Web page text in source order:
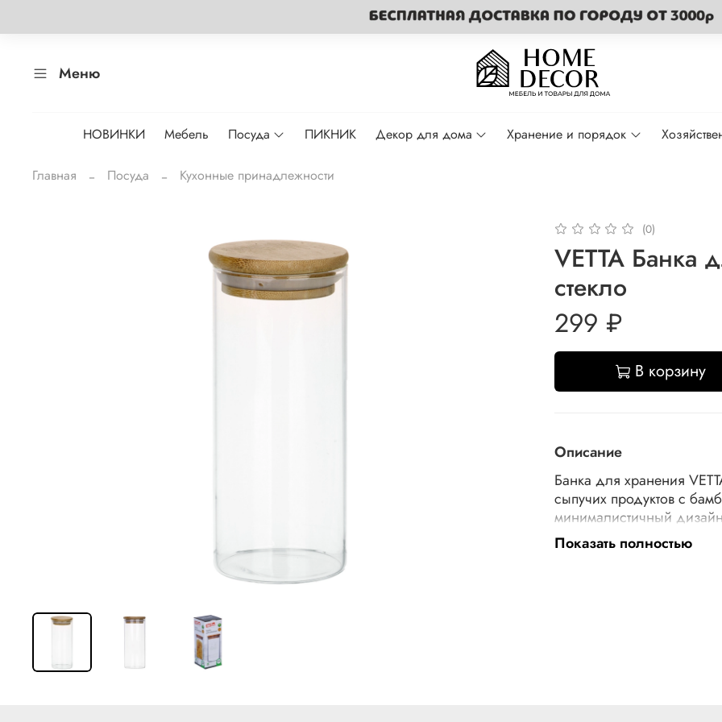
Меню
НОВИНКИ Мебель Посуда ПИКНИК Декор для дома Хранение и порядок
Главная Посуда Кухонные принадлежности
(0)
VETTA Банка
стекло
299 ₽
В корзину
Описание
Банка для хранения
сыпучих продуктов с
минималистичный
заполнить орехами,
кофейными зернами,
Показать полностью